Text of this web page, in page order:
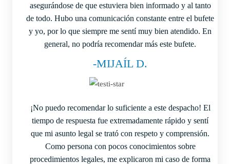
asegurándose de que estuviera bien informado y al tanto
de todo. Hubo una comunicación constante entre el bufete
y yo, por lo que siempre me sentí muy bien atendido. En
general, no podría recomendar más este bufete.
-MIJAÍL D.
¡No puedo recomendar lo suficiente a este despacho! El
tiempo de respuesta fue extremadamente rápido y sentí
que mi asunto legal se trató con respeto y comprensión.
Como persona con pocos conocimientos sobre
procedimientos legales, me explicaron mi caso de forma